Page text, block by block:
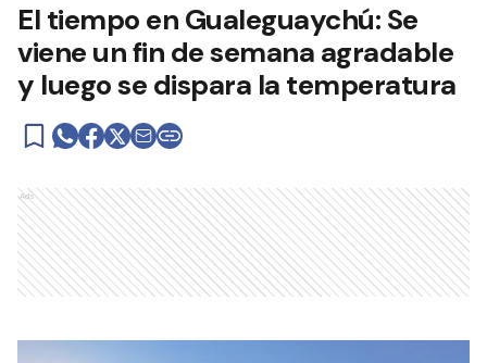
El tiempo en Gualeguaychú: Se
viene un fin de semana agradable
y luego se dispara la temperatura
Ads